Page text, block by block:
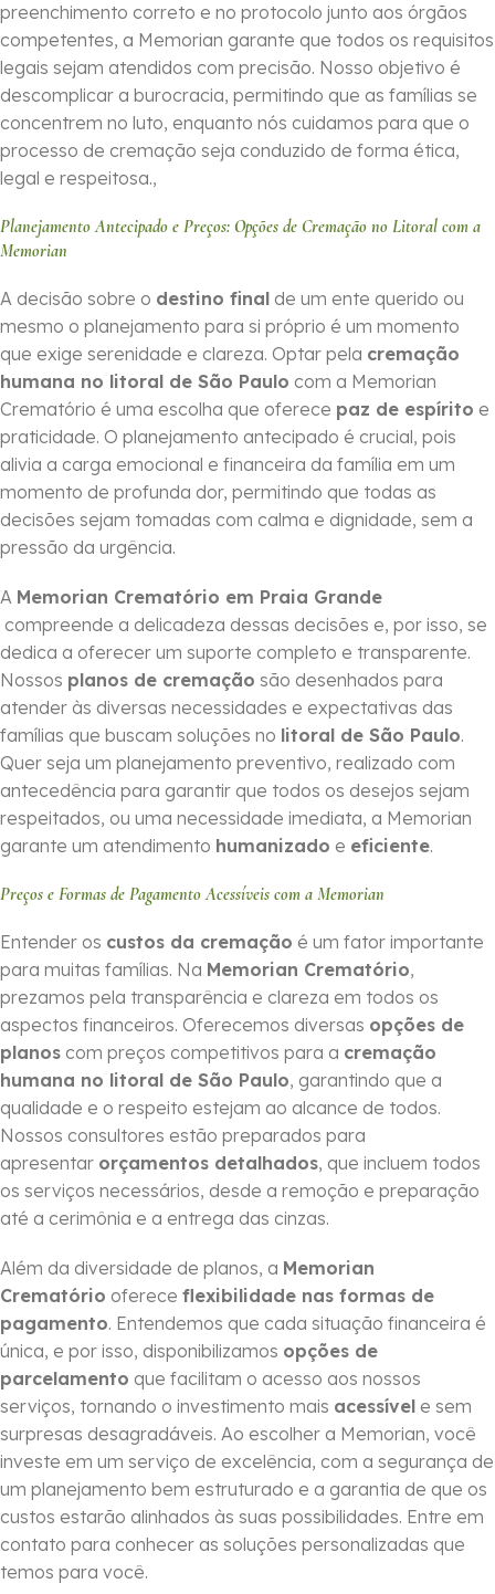
preenchimento correto e no protocolo junto aos órgãos
competentes, a Memorian garante que todos os requisitos
legais sejam atendidos com precisão. Nosso objetivo é
descomplicar a burocracia, permitindo que as famílias se
concentrem no luto, enquanto nós cuidamos para que o
processo de cremação seja conduzido de forma ética,
legal e respeitosa.,
Planejamento Antecipado e Preços: Opções de Cremação no Litoral com a
Memorian
A decisão sobre o destino final de um ente querido ou
mesmo o planejamento para si próprio é um momento
que exige serenidade e clareza. Optar pela cremação
humana no litoral de São Paulo com a Memorian
Crematório é uma escolha que oferece paz de espírito e
praticidade. O planejamento antecipado é crucial, pois
alivia a carga emocional e financeira da família em um
momento de profunda dor, permitindo que todas as
decisões sejam tomadas com calma e dignidade, sem a
pressão da urgência.
A Memorian Crematório em Praia Grande
compreende a delicadeza dessas decisões e, por isso, se
dedica a oferecer um suporte completo e transparente.
Nossos planos de cremação são desenhados para
atender às diversas necessidades e expectativas das
famílias que buscam soluções no litoral de São Paulo.
Quer seja um planejamento preventivo, realizado com
antecedência para garantir que todos os desejos sejam
respeitados, ou uma necessidade imediata, a Memorian
garante um atendimento humanizado e eficiente.
Preços e Formas de Pagamento Acessíveis com a Memorian
Entender os custos da cremação é um fator importante
para muitas famílias. Na Memorian Crematório,
prezamos pela transparência e clareza em todos os
aspectos financeiros. Oferecemos diversas opções de
planos com preços competitivos para a cremação
humana no litoral de São Paulo, garantindo que a
qualidade e o respeito estejam ao alcance de todos.
Nossos consultores estão preparados para
apresentar orçamentos detalhados, que incluem todos
os serviços necessários, desde a remoção e preparação
até a cerimônia e a entrega das cinzas.
Além da diversidade de planos, a Memorian
Crematório oferece flexibilidade nas formas de
pagamento. Entendemos que cada situação financeira é
única, e por isso, disponibilizamos opções de
parcelamento que facilitam o acesso aos nossos
serviços, tornando o investimento mais acessível e sem
surpresas desagradáveis. Ao escolher a Memorian, você
investe em um serviço de excelência, com a segurança de
um planejamento bem estruturado e a garantia de que os
custos estarão alinhados às suas possibilidades. Entre em
contato para conhecer as soluções personalizadas que
temos para você.